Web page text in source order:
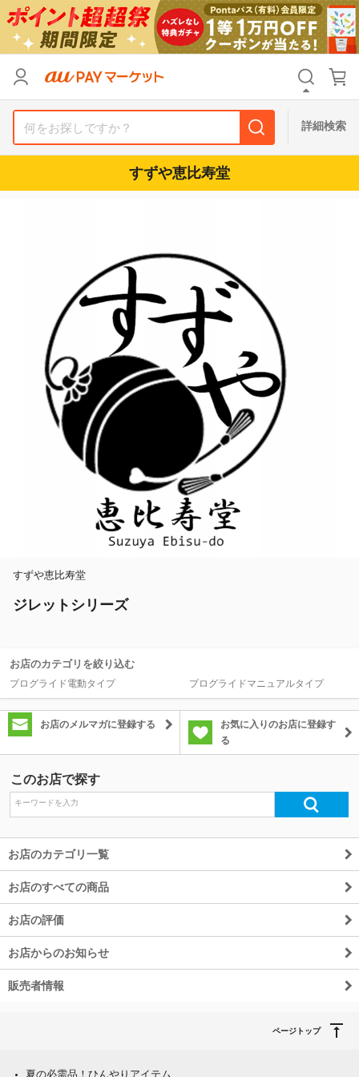
詳細検索
すずや恵比寿堂
すずや恵比寿堂
ジレットシリーズ
お店のカテゴリを絞り込む
プログライド電動タイプ プログライドマニュアルタイプ
お店のメルマガに登録する
お気に入りのお店に登録す
る
このお店で探す
お店のカテゴリ一覧
お店のすべての商品
お店の評価
お店からのお知らせ
販売者情報
ページトップ
夏の必需品！ひんやりアイテム
支払い方法
Pontaパス特典対象すべて ポイントUPセレクトのみ
サンキュー配送対象 レビューキャンペーン
キーワード
除外ワード